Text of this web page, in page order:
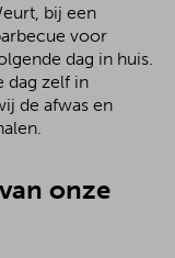
bij een
voor
dag in huis.
dag zelf in
de afwas en
onze